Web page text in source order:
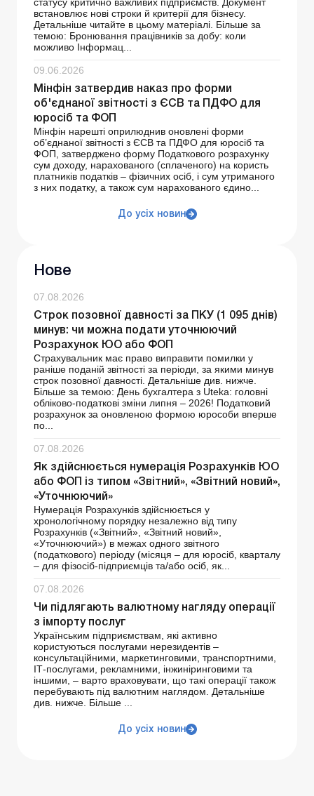
встановлює нові строки й критерії для бізнесу.
Детальніше читайте в цьому матеріалі. Більше за
темою: Бронювання працівників за добу: коли
можливо Інформац...
09.06.2026
Мінфін затвердив наказ про форми
об'єднаної звітності з ЄСВ та ПДФО для
юросіб та ФОП
Мінфін нарешті оприлюднив оновлені форми
об’єднаної звітності з ЄСВ та ПДФО для юросіб та
ФОП, затверджено форму Податкового розрахунку
сум доходу, нарахованого (сплаченого) на користь
платників податків – фізичних осіб, і сум утриманого
з них податку, а також сум нарахованого єдино...
До усіх новин
Нове
07.08.2026
Строк позовної давності за ПКУ (1 095 днів)
минув: чи можна подати уточнюючий
Розрахунок ЮО або ФОП
Страхувальник має право виправити помилки у
раніше поданій звітності за періоди, за якими минув
строк позовної давності. Детальніше див. нижче.
Більше за темою: День бухгалтера з Uteka: головні
обліково-податкові зміни липня – 2026! Податковий
розрахунок за оновленою формою юрособи вперше
по...
07.08.2026
Як здійснюється нумерація Розрахунків ЮО
або ФОП із типом «Звітний», «Звітний новий»,
«Уточнюючий»
Нумерація Розрахунків здійснюється у
хронологічному порядку незалежно від типу
Розрахунків («Звітний», «Звітний новий»,
«Уточнюючий») в межах одного звітного
(податкового) періоду (місяця – для юросіб, кварталу
– для фізосіб-підприємців та/або осіб, як...
07.08.2026
Чи підлягають валютному нагляду операції
з імпорту послуг
Українським підприємствам, які активно
користуються послугами нерезидентів –
консультаційними, маркетинговими, транспортними,
ІТ-послугами, рекламними, інжиніринговими та
іншими, – варто враховувати, що такі операції також
перебувають під валютним наглядом. Детальніше
див. нижче. Більше ...
До усіх новин